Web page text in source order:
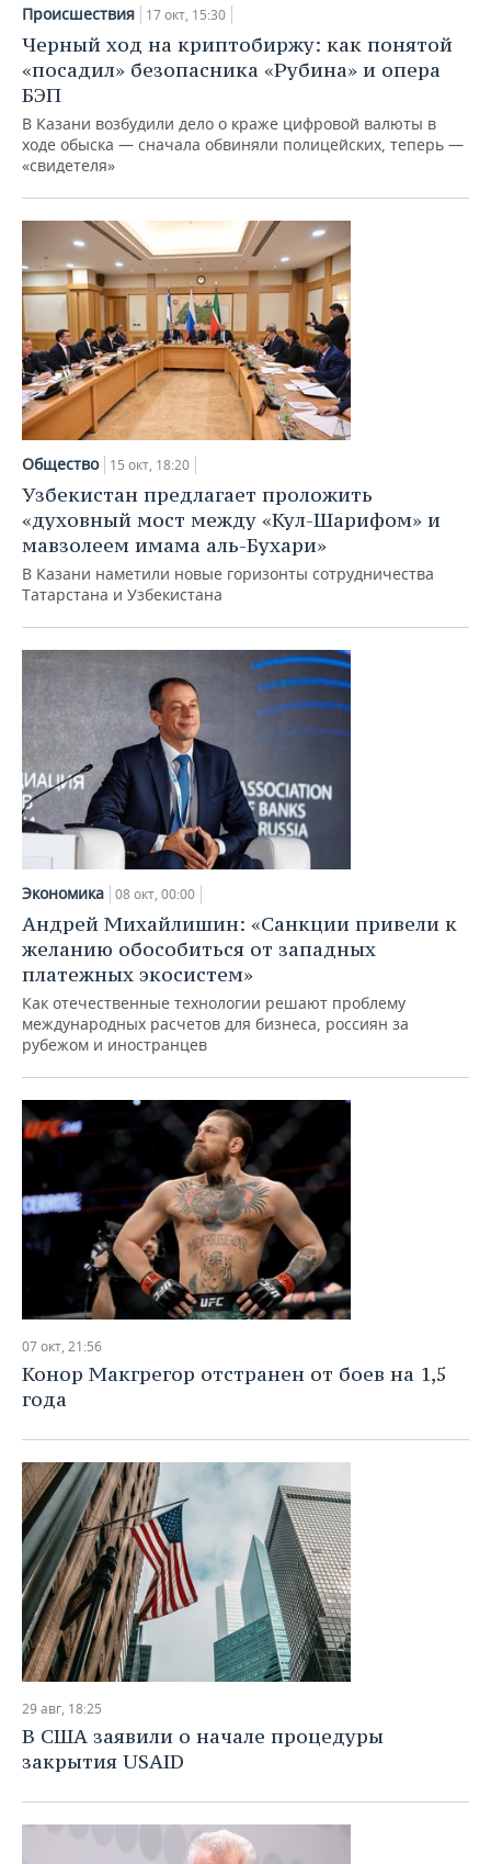
НЕФТЕХИМИЯ
НЕФТЬ
ОПК
ЭНЕРГЕТИКА
РОЗНИЧНАЯ ТОРГОВЛЯ
ТРАНСПОРТ
УСЛУГИ
НОВОСТИ ТЕХНОЛОГИЙ
IT
МЕДИА
ТЕЛЕКОММУНИКАЦИИ
МЕРОПРИЯТИЯ
НОВОСТИ МЕРОПРИЯТИЙ
ВЫЕЗДНАЯ РЕДАКЦИЯ
БИЗНЕС-БРАНЧИ
ONLINE-КОНФЕРЕНЦИИ
ОТКРЫТАЯ ЛЕКЦИЯ
СПОРТ
НОВОСТИ СПОРТА
ФУТБОЛ
ХОККЕЙ
БАСКЕТБОЛ
ВОЛЕЙБОЛ
КИБЕРСПОРТ
ФИГУРНОЕ КАТАНИЕ
ВОДНЫЕ ВИДЫ СПОРТА
ХОККЕЙ С МЯЧОМ
ОБЩЕСТВО
НОВОСТИ ОБЩЕСТВА
ВЛАСТЬ
ИНФРАСТРУКТУРА
ИСТОРИЯ
КУЛЬТУРА
МЕДИЦИНА
ОБРАЗОВАНИЕ
ПРОИСШЕСТВИЯ
ФОТОГАЛЕРЕЯ
СЮЖЕТЫ
СПРАВОЧНИК
СПИСОК ПЕРСОН
СПИСОК КОМПАНИЙ
ПОЛНАЯ ВЕРСИЯ
Происшествия 17 окт, 15:30
Черный ход на криптобиржу: как понятой
«посадил» безопасника «Рубина» и опера
БЭП
В Казани возбудили дело о краже цифровой валюты в
ходе обыска — сначала обвиняли полицейских, теперь —
«свидетеля»
Общество 15 окт, 18:20
Узбекистан предлагает проложить
«духовный мост между «Кул-Шарифом» и
мавзолеем имама аль-Бухари»
В Казани наметили новые горизонты сотрудничества
Татарстана и Узбекистана
Экономика 08 окт, 00:00
Андрей Михайлишин: «Санкции привели к
желанию обособиться от западных
платежных экосистем»
Как отечественные технологии решают проблему
международных расчетов для бизнеса, россиян за
рубежом и иностранцев
07 окт, 21:56
Конор Макгрегор отстранен от боев на 1,5
года
29 авг, 18:25
В США заявили о начале процедуры
закрытия USAID